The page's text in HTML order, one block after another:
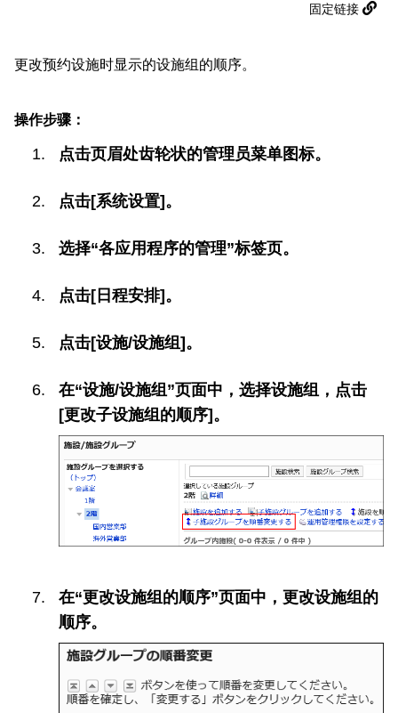
固定链接
更改预约设施时显示的设施组的顺序。
操作步骤：
点击页眉处齿轮状的管理员菜单图标。
点击[系统设置]。
选择“各应用程序的管理”标签页。
点击[日程安排]。
点击[设施/设施组]。
在“设施/设施组”页面中，选择设施组，点击
[更改子设施组的顺序]。
在“更改设施组的顺序”页面中，更改设施组的
顺序。